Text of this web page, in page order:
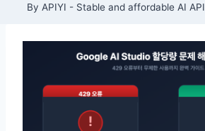
By APIYI - Stable and affordable AI API